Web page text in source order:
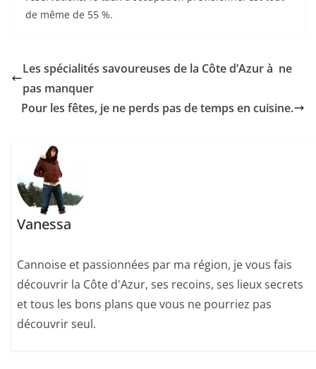
de même de 55 %.
Les spécialités savoureuses de la Côte d’Azur à ne
pas manquer
Pour les fêtes, je ne perds pas de temps en cuisine.
Vanessa
Cannoise et passionnées par ma région, je vous fais
découvrir la Côte d'Azur, ses recoins, ses lieux secrets
et tous les bons plans que vous ne pourriez pas
découvrir seul.